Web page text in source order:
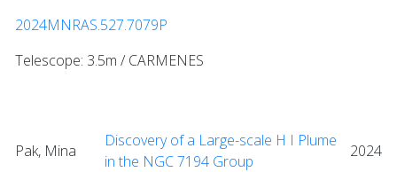
2024MNRAS.527.7079P
Telescope: 3.5m / CARMENES
Pak, Mina
Discovery of a Large-scale H I Plume
in the NGC 7194 Group
2024